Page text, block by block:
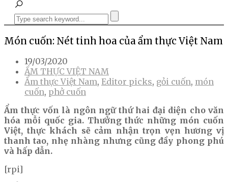
Món cuốn: Nét tinh hoa của ẩm thực Việt Nam
19/03/2020
ẨM THỰC VIỆT NAM
Ẩm thực Việt Nam, Editor picks, gỏi cuốn, món
cuốn, phở cuốn
Ẩm thực vốn là ngôn ngữ thứ hai đại diện cho văn
hóa mỗi quốc gia. Thưởng thức những món cuốn
Việt, thực khách sẽ cảm nhận trọn vẹn hương vị
thanh tao, nhẹ nhàng nhưng cũng đầy phong phú
và hấp dẫn.
[rpi]